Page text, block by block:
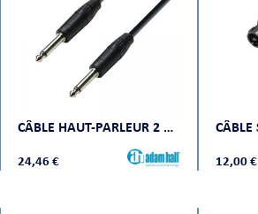
CÂBLE HAUT-PARLEUR 2 X 1,5 MM² JACK 6,35 MM MONO VERS JACK 6,35 MM MONO 10 M
24,46 € 12,00 €